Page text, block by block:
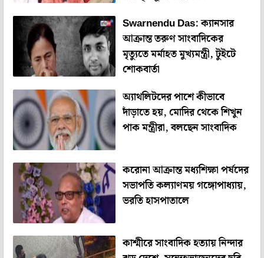
Swarnendu Das: ক্যানসার
আক্রান্ত তরুণ সাংবাদিকের
মৃত্যুতে মর্মাহত মুখ্যমন্ত্রী, টুইটে
শোকবার্তা
অ্যাথলিটদের পাশে কীভাবে
দাঁড়াতে হয়, মোদির থেকে শিখুন
পাক মন্ত্রীরা, বলছেন সাংবাদিক
করোনা আক্রান্ত মধ্যশিক্ষা পর্ষদের
সভাপতি কল্যাণময় গঙ্গোপাধ্যায়,
ভরতি হাসপাতালে
কাশ্মীরে সাংবাদিক হত্যায় নিন্দার